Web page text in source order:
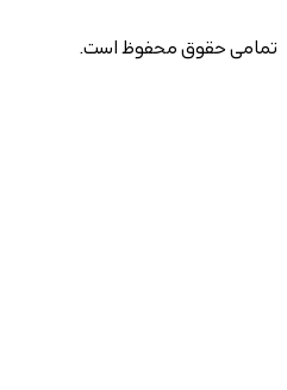
تمامی حقوق محفوظ است.